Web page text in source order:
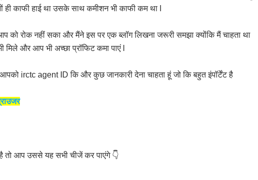
ही काफी हाई था उसके साथ कमीशन भी काफी कम था l
रोक नहीं सका और मैंने इस पर एक ब्लॉग लिखना जरूरी समझा क्योंकि मैं चाहता था
और आप भी अच्छा प्रॉफिट कमा पाएं l
irctc agent ID कि और कुछ जानकारी देना चाहता हूं जो कि बहुत इंपॉर्टेंट है
आप उससे यह सभी चीजें कर पाएंगे 👇